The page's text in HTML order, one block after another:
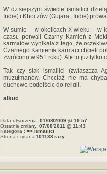
W dzisiejszym świecie ismailici
Indie) i Khodżów (Gujarat, Indie)
W sumie – w okolicach X wieku – w
czasu porwali Czarny Kamień z
karmatów wynikała z tego, że
Czarnego Kamienia karmaci chcieli
zwrócono w 951 roku). Ale to już tylko
Tak czy siak ismailici (zwłaszcza
muzułmanów. Chociaż nie ma
duchowe podejście do religii.
alkud
Data utworzenia: 01/08/2009 @ 19:57
Ostatnie zmiany: 07/08/2011 @ 11:43
Kategoria : => Ismailici
Strona czytana 101133 razy